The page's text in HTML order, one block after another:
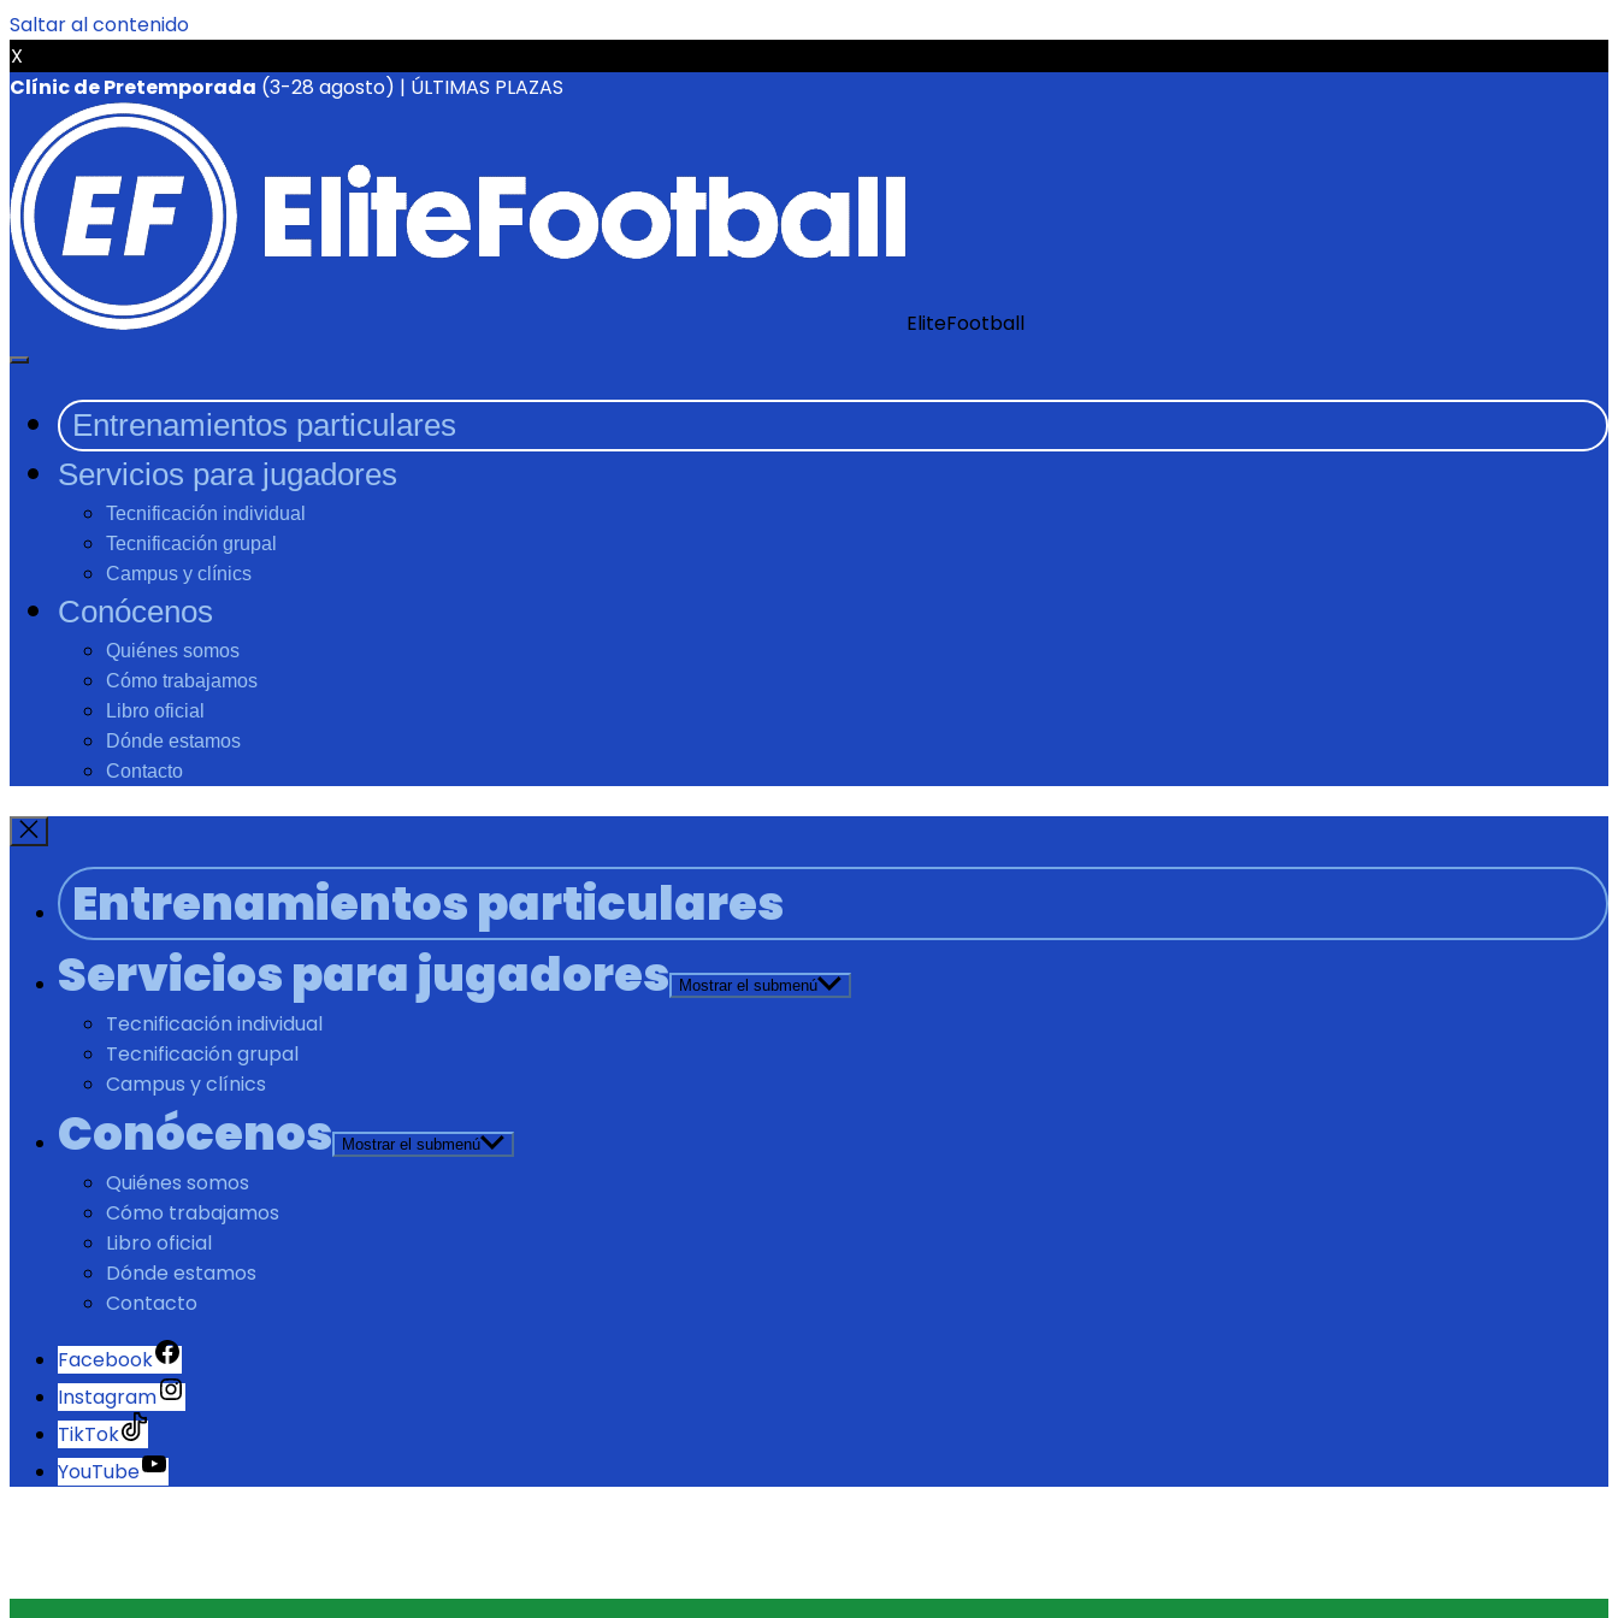
Saltar al contenido
X
Clínic de Pretemporada (3-28 agosto) | ÚLTIMAS PLAZAS
EliteFootball
Entrenamientos particulares
Servicios para jugadores
Tecnificación individual
Tecnificación grupal
Campus y clínics
Conócenos
Quiénes somos
Cómo trabajamos
Libro oficial
Dónde estamos
Contacto
Entrenamientos particulares
Servicios para jugadores
Mostrar el submenú
Tecnificación individual
Tecnificación grupal
Campus y clínics
Conócenos Mostrar el submenú
Quiénes somos
Cómo trabajamos
Libro oficial
Dónde estamos
Contacto
Facebook
Instagram
TikTok
YouTube